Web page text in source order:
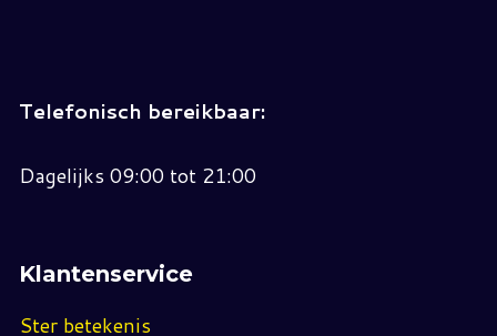
Telefonisch bereikbaar:
Dagelijks 09:00 tot 21:00
Klantenservice
Ster betekenis